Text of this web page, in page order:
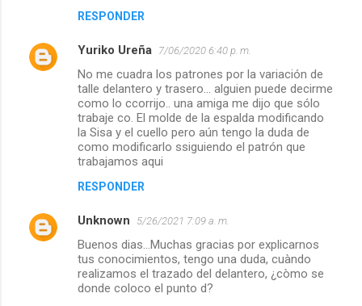
RESPONDER
Yuriko Ureña 7/06/2020 6:40 p. m.
No me cuadra los patrones por la variación de
talle delantero y trasero... alguien puede decirme
como lo ccorrijo.. una amiga me dijo que sólo
trabaje co. El molde de la espalda modificando
la Sisa y el cuello pero aún tengo la duda de
como modificarlo ssiguiendo el patrón que
trabajamos aqui
RESPONDER
Unknown 5/26/2021 7:09 a. m.
Buenos dias...Muchas gracias por explicarnos
tus conocimientos, tengo una duda, cuàndo
realizamos el trazado del delantero, ¿còmo se
donde coloco el punto d?